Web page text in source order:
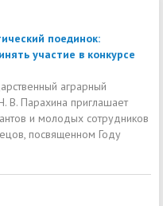
поединок:
участие в конкурсе
аграрный
В. Парахина приглашает
и молодых сотрудников
посвященном Году